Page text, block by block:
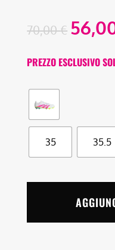
70,00€
PREZZO ESCLUSIVO
35 35.5